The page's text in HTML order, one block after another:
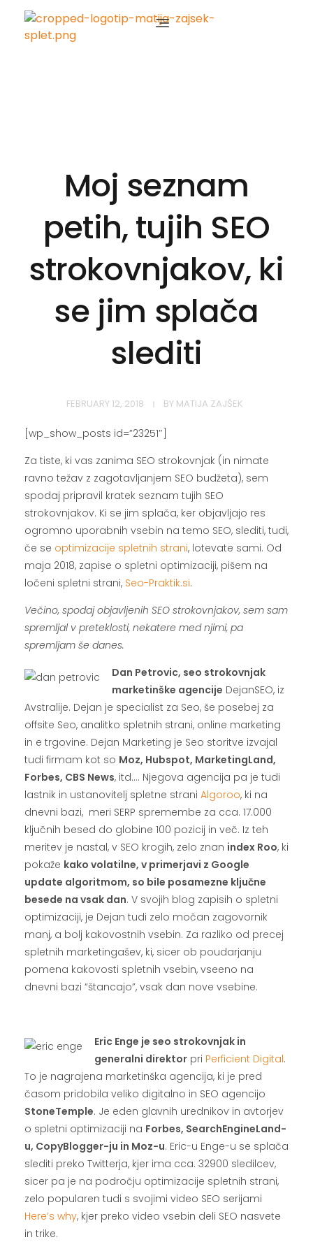
Moj seznam
petih, tujih SEO
strokovnjakov, ki
se jim splača
slediti
FEBRUARY 12, 2018 BY MATIJA ZAJŠEK
[wp_show_posts id=”23251″]
Za tiste, ki vas zanima SEO strokovnjak (in nimate
ravno težav z zagotavljanjem SEO budžeta), sem
spodaj pripravil kratek seznam tujih SEO
strokovnjakov. Ki se jim splača, ker objavljajo res
ogromno uporabnih vsebin na temo SEO, slediti, tudi,
če se optimizacije spletnih strani, lotevate sami. Od
maja 2018, zapise o spletni optimizaciji, pišem na
ločeni spletni strani, Seo-Praktik.si.
Večino, spodaj objavljenih SEO strokovnjakov, sem sam
spremljal v preteklosti, nekatere med njimi, pa
spremljam še danes.
Dan Petrovic, seo strokovnjak
marketinške agencije DejanSEO, iz
Avstralije. Dejan je specialist za Seo, še posebej za
offsite Seo, analitko spletnih strani, online marketing
in e trgovine. Dejan Marketing je Seo storitve izvajal
tudi firmam kot so Moz, Hubspot, MarketingLand,
Forbes, CBS News, itd…. Njegova agencija pa je tudi
lastnik in ustanovitelj spletne strani Algoroo, ki na
dnevni bazi, meri SERP spremembe za cca. 17.000
ključnih besed do globine 100 pozicij in več. Iz teh
meritev je nastal, v SEO krogih, zelo znan index Roo, ki
pokaže kako volatilne, v primerjavi z Google
update algoritmom, so bile posamezne ključne
besede na vsak dan. V svojih blog zapisih o spletni
optimizaciji, je Dejan tudi zelo močan zagovornik
manj, a bolj kakovostnih vsebin. Za razliko od precej
spletnih marketingašev, ki, sicer ob poudarjanju
pomena kakovosti spletnih vsebin, vseeno na
dnevni bazi “štancajo”, vsak dan nove vsebine.
Eric Enge je seo strokovnjak in
generalni direktorpri Perficient Digital.
To je nagrajena marketinška agencija, ki je pred
časom pridobila veliko digitalno in SEO agencijo
StoneTemple. Je eden glavnih urednikov in avtorjev
o spletni optimizaciji na Forbes, SearchEngineLand-
u, CopyBlogger-ju in Moz-u. Eric-u Enge-u se splača
slediti preko Twitterja, kjer ima cca. 32900 sledilcev,
sicer pa je na področju optimizacije spletnih strani,
zelo popularen tudi s svojimi video SEO serijami
Here’s why, kjer preko video vsebin deli SEO nasvete
in trike.